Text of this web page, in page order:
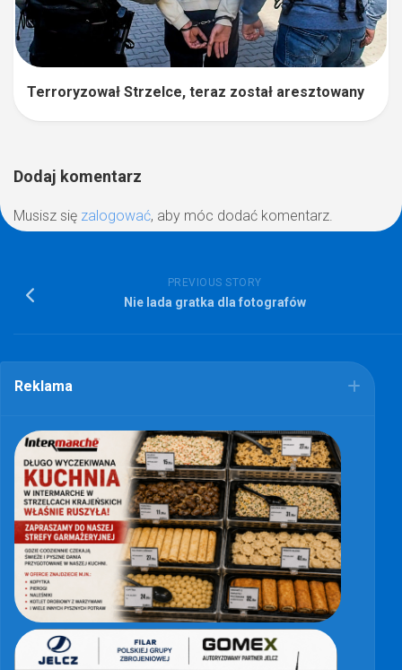
Terroryzował Strzelce, teraz został aresztowany
Dodaj komentarz
Musisz się zalogować, aby móc dodać komentarz.
PREVIOUS STORY
Nie lada gratka dla fotografów
Reklama